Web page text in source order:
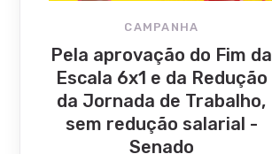
CAMPANHA
Pela aprovação do Fim da
Escala 6x1 e da Redução
da Jornada de Trabalho,
sem redução salarial -
Senado